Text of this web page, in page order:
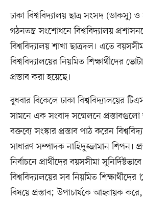
ঢাকা বিশ্ববিদ্যালয় ছাত্র সংসদ (ডাকসু)
গঠনতন্ত্র সংশোধনে বিশ্ববিদ্যালয়
বিশ্ববিদ্যালয় শাখা ছাত্রদল। এতে
বিশ্ববিদ্যালয়ের নিয়মিত শিক্ষার্থীদের
প্রস্তাব করা হয়েছে।
বুধবার বিকেলে ঢাকা বিশ্ববিদ্যালয়ের
সামনে এক সংবাদ সম্মেলনে
বক্তব্যে সংস্কার প্রস্তাব পাঠ করেন
সাধারণ সম্পাদক নাহিদুজ্জামান শিপন।
নির্বাচনে প্রার্থীদের বয়সসীমা
বিশ্ববিদ্যালয়ের সব নিয়মিত শিক্ষার্থীদের
বিষয়ে প্রস্তাব; উপাচার্যকে আহ্বায়ক